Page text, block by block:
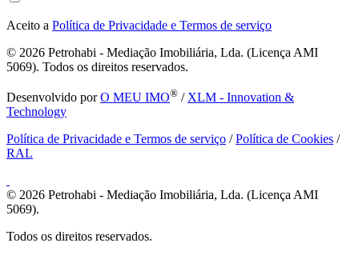
Aceito a Política de Privacidade e Termos de serviço
© 2026 Petrohabi - Mediação Imobiliária, Lda. (Licença AMI
5069). Todos os direitos reservados.
Desenvolvido porO MEU IMO® / XLM - Innovation &
Technology
Política de Privacidade e Termos de serviço /Política de Cookies /
RAL
© 2026 Petrohabi - Mediação Imobiliária, Lda. (Licença AMI
5069).
Todos os direitos reservados.